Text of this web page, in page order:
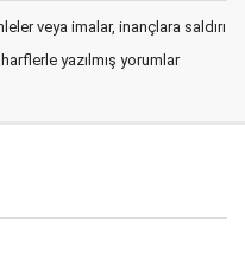
veya imalar, inançlara saldırı
yazılmış yorumlar